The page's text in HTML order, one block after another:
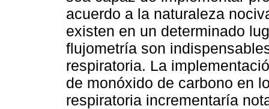
acuerdo a la naturaleza
existen en un determinado
flujometría son
respiratoria. La
de monóxido de carbono en
respiratoria incrementaría